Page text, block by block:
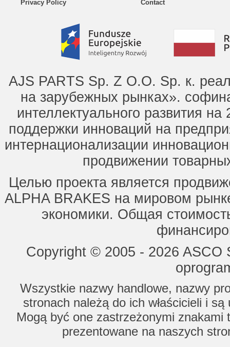
Privacy Policy Contact
AJS PARTS Sp. Z O.O. Sp. к.
на зарубежных рынках».
интеллектуального развития
поддержки инноваций на
интернационализации
продвижении
Целью проекта является
ALPHA BRAKES на мировом
экономики. Общая
Copyright © 2005 - 2026
Wszystkie nazwy handlowe, nazwy
stronach należą do ich właścicieli i
Mogą być one zastrzeżonymi znakami
prezentowane na naszych